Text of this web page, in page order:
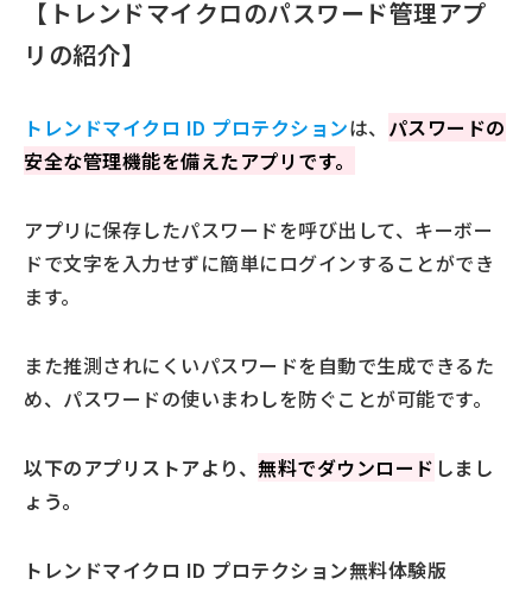
【トレンドマイクロのパスワード管理アプ
リの紹介】
トレンドマイクロ ID プロテクションは、 パスワードの
安全な管理機能を備えたアプリです。
アプリに保存したパスワードを呼び出して、キーボー
ドで文字を入力せずに簡単にログインすることができ
ます。
また推測されにくいパスワードを自動で生成できるた
め、パスワードの使いまわしを防ぐことが可能です。
以下のアプリストアより、 無料でダウンロード しまし
ょう。
トレンドマイクロ ID プロテクション無料体験版